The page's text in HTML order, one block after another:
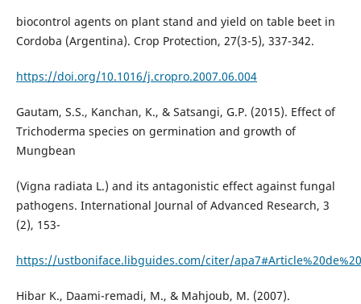
biocontrol agents on plant stand and yield on table beet in
Cordoba (Argentina). Crop Protection, 27(3-5), 337-342.
https://doi.org/10.1016/j.cropro.2007.06.004
Gautam, S.S., Kanchan, K., & Satsangi, G.P. (2015). Effect of
Trichoderma species on germination and growth of
Mungbean
(Vigna radiata L.) and its antagonistic effect against fungal
pathogens. International Journal of Advanced Research, 3
(2), 153-
https://ustboniface.libguides.com/citer/
Hibar K., Daami-remadi, M., & Mahjoub, M. (2007).